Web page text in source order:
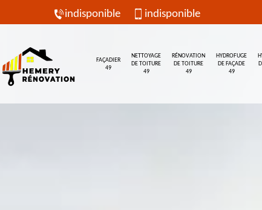
indisponible indisponible
FAÇADIER
49
NETTOYAGE
DE TOITURE
49
RÉNOVATION
DE TOITURE
49
HYDROFUGE
DE FAÇADE
49